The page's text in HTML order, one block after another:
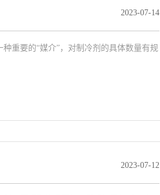
2023-07-14
重要的“媒介”，对制冷剂的具体数量有规
2023-07-12